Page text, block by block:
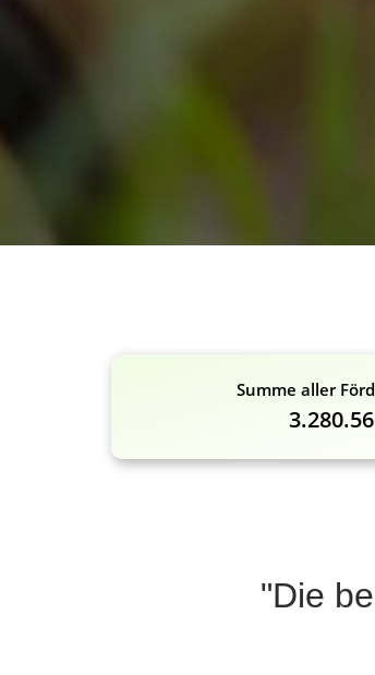
Summe aller
"Die